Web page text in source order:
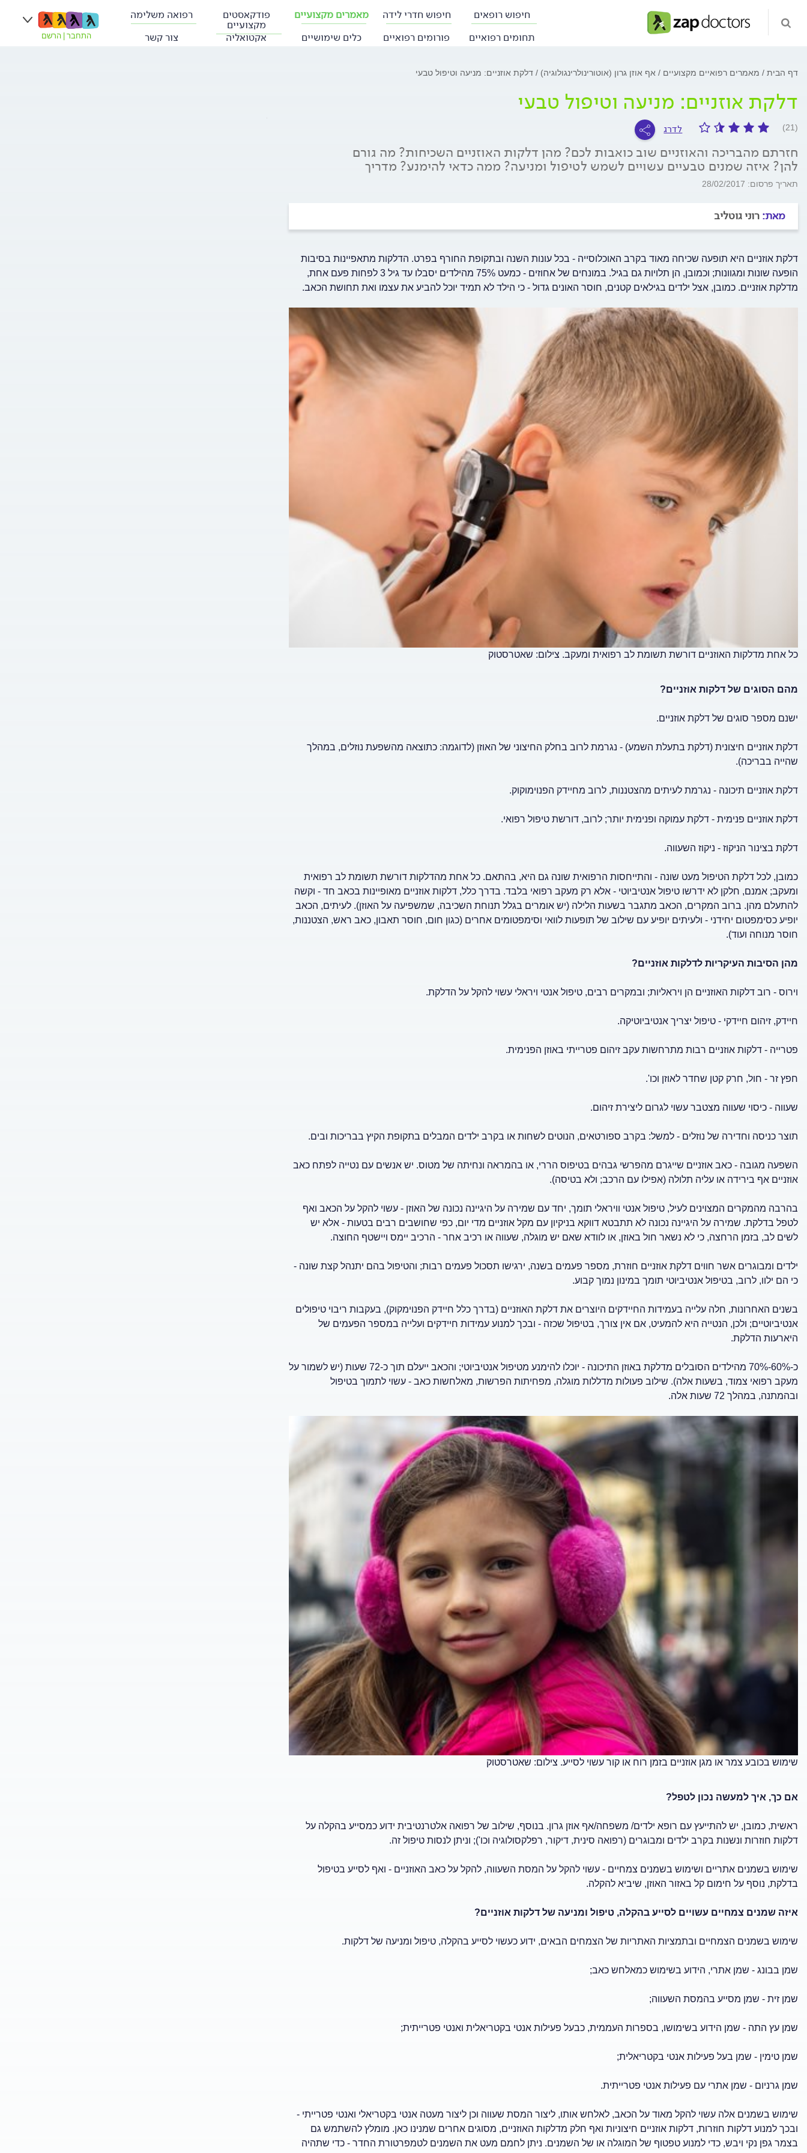
חיפוש רופאים חיפוש חדרי לידה מאמרים מקצועיים פודקאסטים
מקצועיים
רפואה משלימה
תחומים רפואיים
פורומים רפואיים כלים שימושיים אקטואליה צור קשר התחבר הרשם
דף הבית מאמרים רפואיים מקצועיים אף אוזן גרון (אוטורינולרינגולוגיה) דלקת אוזניים: מניעה וטיפול טבעי
דלקת אוזניים: מניעה וטיפול טבעי
(21) לדרג
חזרתם מהבריכה והאוזניים שוב כואבות לכם? מהן דלקות האוזניים השכיחות? מה גורם
להן? איזה שמנים טבעיים עשויים לשמש לטיפול ומניעה? ממה כדאי להימנע? מדריך
תאריך פרסום: 28/02/2017
מאת: רוני גוטליב
דלקת אוזניים היא תופעה שכיחה מאוד בקרב האוכלוסייה - בכל עונות השנה ובתקופת החורף בפרט. הדלקות מתאפיינות בסיבות
הופעה שונות ומגוונות; וכמובן, הן תלויות גם בגיל. במונחים של אחוזים - כמעט 75% מהילדים יסבלו עד גיל 3 לפחות פעם אחת,
מדלקת אוזניים. כמובן, אצל ילדים בגילאים קטנים, חוסר האונים גדול - כי הילד לא תמיד יוכל להביע את עצמו ואת תחושת הכאב.
כל אחת מדלקות האוזניים דורשת תשומת לב רפואית ומעקב. צילום: שאטרסטוק
מהם הסוגים של דלקות אוזניים?
ישנם מספר סוגים של דלקת אוזניים.
דלקת אוזניים חיצונית (דלקת בתעלת השמע) - נגרמת לרוב בחלק החיצוני של האוזן (לדוגמה: כתוצאה מהשפעת נוזלים, במהלך
שהייה בבריכה).
דלקת אוזניים תיכונה - נגרמת לעיתים מהצטננות, לרוב מחיידק הפנוימוקוק.
דלקת אוזניים פנימית - דלקת עמוקה ופנימית יותר; לרוב, דורשת טיפול רפואי.
דלקת בצינור הניקוז - ניקוז השעווה.
כמובן, לכל דלקת הטיפול מעט שונה - והתייחסות הרפואית שונה גם היא, בהתאם. כל אחת מהדלקות דורשת תשומת לב רפואית
ומעקב; אמנם, חלקן לא ידרשו טיפול אנטיביוטי - אלא רק מעקב רפואי בלבד. בדרך כלל, דלקות אוזניים מאופיינות בכאב חד - וקשה
להתעלם מהן. ברוב המקרים, הכאב מתגבר בשעות הלילה (יש אומרים בגלל תנוחת השכיבה, שמשפיעה על האוזן). לעיתים, הכאב
יופיע כסימפטום יחידני - ולעיתים יופיע עם שילוב של תופעות לוואי וסימפטומים אחרים (כגון חום, חוסר תאבון, כאב ראש, הצטננות,
חוסר מנוחה ועוד).
מהן הסיבות העיקריות לדלקות אוזניים?
וירוס - רוב דלקות האוזניים הן ויראליות; ובמקרים רבים, טיפול אנטי ויראלי עשוי להקל על הדלקת.
חיידק, זיהום חיידקי - טיפול יצריך אנטיביוטיקה.
פטרייה - דלקות אוזניים רבות מתרחשות עקב זיהום פטרייתי באוזן הפנימית.
חפץ זר - חול, חרק קטן שחדר לאוזן וכו'.
שעווה - כיסוי שעווה מצטבר עשוי לגרום ליצירת זיהום.
תוצר כניסה וחדירה של נוזלים - למשל: בקרב ספורטאים, הנוטים לשחות או בקרב ילדים המבלים בתקופת הקיץ בבריכות ובים.
השפעה מגובה - כאב אוזניים שייגרם מהפרשי גבהים בטיפוס הררי, או בהמראה ונחיתה של מטוס. יש אנשים עם נטייה לפתח כאב
אוזניים אף בירידה או עליה תלולה (אפילו עם הרכב; ולא בטיסה).
בהרבה מהמקרים המצוינים לעיל, טיפול אנטי וויראלי תומך, יחד עם שמירה על היגיינה נכונה של האוזן - עשוי להקל על הכאב ואף
לטפל בדלקת. שמירה על היגיינה נכונה לא תתבטא דווקא בניקיון עם מקל אוזניים מדי יום, כפי שחושבים רבים בטעות - אלא יש
לשים לב, בזמן הרחצה, כי לא נשאר חול באוזן, או לוודא שאם יש מוגלה, שעווה או רכיב אחר - הרכיב יימס ויישטף החוצה.
ילדים ומבוגרים אשר חווים דלקת אוזניים חוזרת, מספר פעמים בשנה, ירגישו תסכול פעמים רבות; והטיפול בהם יתנהל קצת שונה -
כי הם ילוו, לרוב, בטיפול אנטיביוטי תומך במינון נמוך קבוע.
בשנים האחרונות, חלה עלייה בעמידות החיידקים היוצרים את דלקת האוזניים (בדרך כלל חיידק הפנוימקוק), בעקבות ריבוי טיפולים
אנטיביוטיים; ולכן, הנטייה היא להמעיט, אם אין צורך, בטיפול שכזה - ובכך למנוע עמידות חיידקים ועלייה במספר הפעמים של
היארעות הדלקת.
כ-60%-70% מהילדים הסובלים מדלקת באוזן התיכונה - יוכלו להימנע מטיפול אנטיביוטי; והכאב ייעלם תוך כ-72 שעות (יש לשמור על
מעקב רפואי צמוד, בשעות אלה). שילוב פעולות מדללות מוגלה, מפחיתות הפרשות, מאלחשות כאב - עשוי לתמוך בטיפול
ובהמתנה, במהלך 72 שעות אלה.
שימוש בכובע צמר או מגן אוזניים בזמן רוח או קור עשוי לסייע. צילום: שאטרסטוק
אם כך, איך למעשה נכון לטפל?
ראשית, כמובן, יש להתייעץ עם רופא ילדים/ משפחה/אף אוזן גרון. בנוסף, שילוב של רפואה אלטרנטיבית ידוע כמסייע בהקלה על
דלקות חוזרות ונשנות בקרב ילדים ומבוגרים (רפואה סינית, דיקור, רפלקסולוגיה וכו'); וניתן לנסות טיפול זה.
שימוש בשמנים אתריים ושימוש בשמנים צמחיים - עשוי להקל על המסת השעווה, להקל על כאב האוזניים - ואף לסייע בטיפול
בדלקת, נוסף על חימום קל באזור האוזן, שיביא להקלה.
איזה שמנים צמחיים עשויים לסייע בהקלה, טיפול ומניעה של דלקות אוזניים?
שימוש בשמנים הצמחיים ובתמציות האתריות של הצמחים הבאים, ידוע כעשוי לסייע בהקלה, טיפול ומניעה של דלקות.
שמן בבונג - שמן אתרי, הידוע בשימוש כמאלחש כאב;
שמן זית - שמן מסייע בהמסת השעווה;
שמן עץ התה - שמן הידוע בשימושו, בספרות העממית, כבעל פעילות אנטי בקטריאלית ואנטי פטרייתית;
שמן טימין - שמן בעל פעילות אנטי בקטריאלית;
שמן גרניום - שמן אתרי עם פעילות אנטי פטרייתית.
שימוש בשמנים אלה עשוי להקל מאוד על הכאב, לאלחש אותו, ליצור המסת שעווה וכן ליצור מעטה אנטי בקטריאלי ואנטי פטרייתי -
ובכך למנוע דלקות חוזרות, דלקות אוזניים חיצוניות ואף חלק מדלקות האוזניים, מסוגים אחרים שמנינו כאן. מומלץ להשתמש גם
בצמר גפן נקי ויבש, כדי למנוע טפטוף של המוגלה או של השמנים. ניתן לחמם מעט את השמנים לטמפרטורת החדר - כדי שתהיה